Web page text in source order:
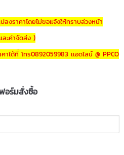
งราคาโดยไม่ขอแจ้งให้ทราบล่วงหน้า
ละค่าจัดส่ง )
ได้ที่ โทร0892059983 เเอดไลน์ @ PPCO
อร์มสั่งซื้อ